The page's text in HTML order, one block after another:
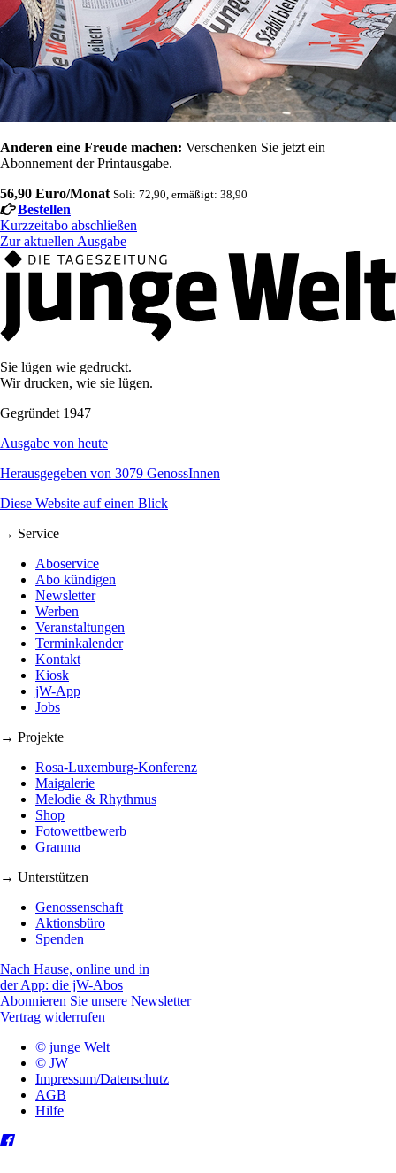
Anderen eine Freude machen: Verschenken Sie jetzt ein
Abonnement der Printausgabe.
56,90 Euro/Monat Soli: 72,90, ermäßigt: 38,90
Bestellen
Kurzzeitabo abschließen
Zur aktuellen Ausgabe
Sie lügen wie gedruckt.
Wir drucken, wie sie lügen.
Gegründet 1947
Ausgabe von heute
Herausgegeben von 3079 GenossInnen
Diese Website auf einen Blick
→ Service
Aboservice
Abo kündigen
Newsletter
Werben
Veranstaltungen
Terminkalender
Kontakt
Kiosk
jW-App
Jobs
→ Projekte
Rosa-Luxemburg-Konferenz
Maigalerie
Melodie & Rhythmus
Shop
Fotowettbewerb
Granma
→ Unterstützen
Genossenschaft
Aktionsbüro
Spenden
Nach Hause, online und in
der App: die jW-Abos
Abonnieren Sie unsere Newsletter
Vertrag widerrufen
© junge Welt
© JW
Impressum/Datenschutz
AGB
Hilfe